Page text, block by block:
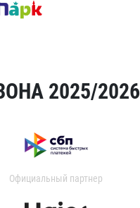
2025/2026
Официальный партнер